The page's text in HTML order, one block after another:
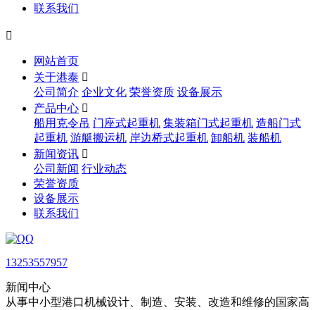
联系我们

网站首页
关于港泰 
公司简介 企业文化 荣誉资质 设备展示
产品中心 
船用克令吊 门座式起重机 集装箱门式起重机 造船门式
起重机 游艇搬运机 岸边桥式起重机 卸船机 装船机
新闻资讯 
公司新闻 行业动态
荣誉资质
设备展示
联系我们
13253557957
新闻中心
从事中小型港口机械设计、制造、安装、改造和维修的国家高